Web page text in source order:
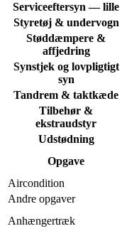
Serviceeftersyn — lille
Styretøj & undervogn
Støddæmpere &
affjedring
Synstjek og lovpligtigt
syn
Tandrem & taktkæde
Tilbehør &
ekstraudstyr
Udstødning
Opgave
Aircondition
Andre opgaver
Anhængertræk